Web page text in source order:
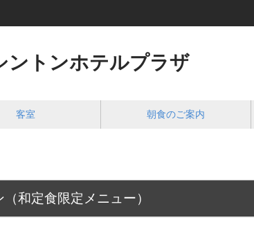
ントンホテルプラザ
客室 朝食のご案内
和定食限定メニュー）